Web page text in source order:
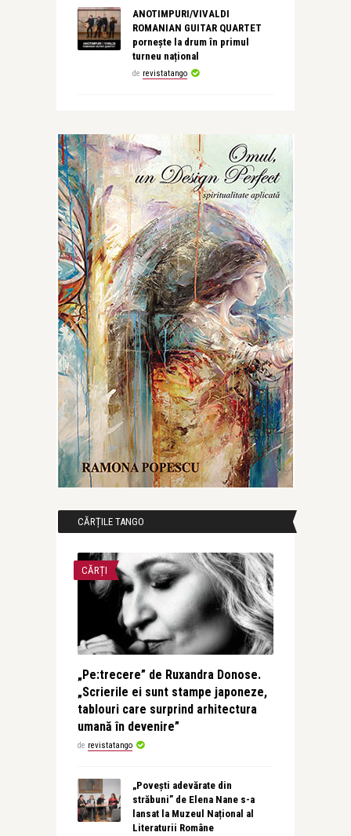
ANOTIMPURI/VIVALDI
ROMANIAN GUITAR QUARTET
pornește la drum în primul
turneu național
de revistatango
CĂRȚILE TANGO
CĂRȚI
„Pe:trecere” de Ruxandra Donose.
„Scrierile ei sunt stampe japoneze,
tablouri care surprind arhitectura
umană în devenire”
de revistatango
„Povești adevărate din
străbuni” de Elena Nane s-a
lansat la Muzeul Național al
Literaturii Române